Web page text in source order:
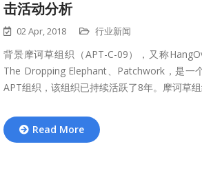
击活动分析
02 Apr, 2018 行业新闻
背景摩诃草组织（APT-C-09），又称
The Dropping Elephant、Patchwork，是一
APT组织，该组织已持续活跃了8年。摩诃草
Read More